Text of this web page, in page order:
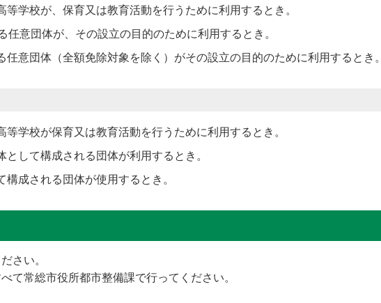
学校が、保育又は教育活動を行うために利用するとき。
意団体が、その設立の目的のために利用するとき。
意団体（全額免除対象を除く）がその設立の目的のために利用するとき。
学校が保育又は教育活動を行うために利用するとき。
して構成される団体が利用するとき。
成される団体が使用するとき。
さい。
て常総市役所都市整備課で行ってください。